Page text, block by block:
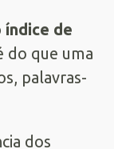
índice de
do que uma
palavras-
dos